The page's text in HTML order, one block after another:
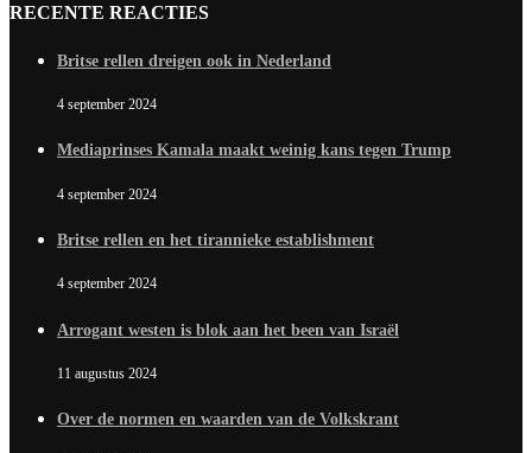
RECENTE REACTIES
Britse rellen dreigen ook in Nederland
4 september 2024
Mediaprinses Kamala maakt weinig kans tegen Trump
4 september 2024
Britse rellen en het tirannieke establishment
4 september 2024
Arrogant westen is blok aan het been van Israël
11 augustus 2024
Over de normen en waarden van de Volkskrant